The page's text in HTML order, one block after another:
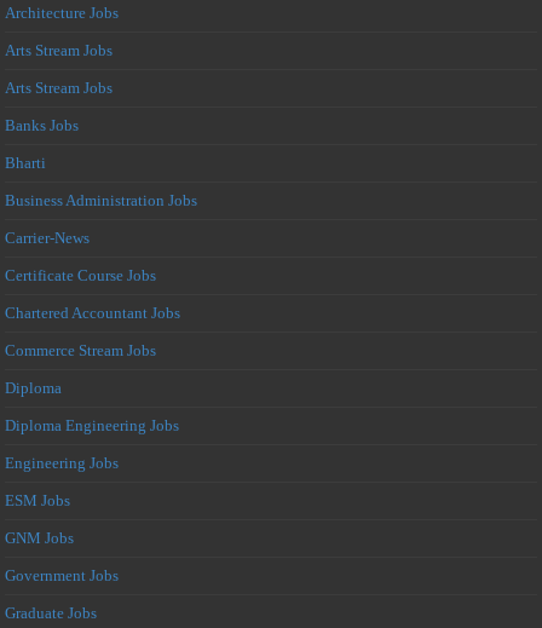
Architecture Jobs
Arts Stream Jobs
Arts Stream Jobs
Banks Jobs
Bharti
Business Administration Jobs
Carrier-News
Certificate Course Jobs
Chartered Accountant Jobs
Commerce Stream Jobs
Diploma
Diploma Engineering Jobs
Engineering Jobs
ESM Jobs
GNM Jobs
Government Jobs
Graduate Jobs